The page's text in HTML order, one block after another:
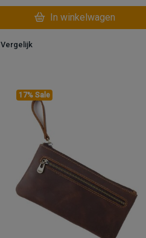
In winkelwagen
Vergelijk
17% Sale